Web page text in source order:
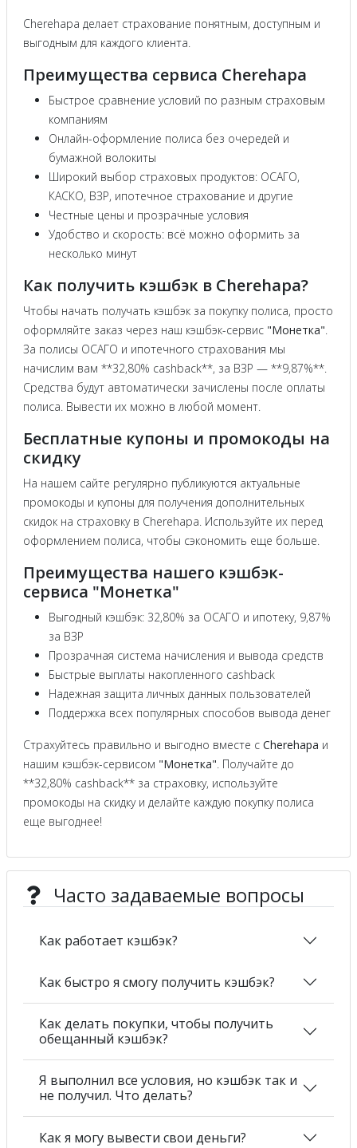
Cherehapa делает страхование понятным, доступным и
выгодным для каждого клиента.
Преимущества сервиса Cherehapa
Быстрое сравнение условий по разным страховым
компаниям
Онлайн-оформление полиса без очередей и
бумажной волокиты
Широкий выбор страховых продуктов: ОСАГО,
КАСКО, ВЗР, ипотечное страхование и другие
Честные цены и прозрачные условия
Удобство и скорость: всё можно оформить за
несколько минут
Как получить кэшбэк в Cherehapa?
Чтобы начать получать кэшбэк за покупку полиса, просто
оформляйте заказ через наш кэшбэк-сервис "Монетка".
За полисы ОСАГО и ипотечного страхования мы
начислим вам **32,80% cashback**, за ВЗР — **9,87%**.
Средства будут автоматически зачислены после оплаты
полиса. Вывести их можно в любой момент.
Бесплатные купоны и промокоды на
скидку
На нашем сайте регулярно публикуются актуальные
промокоды и купоны для получения дополнительных
скидок на страховку в Cherehapa. Используйте их перед
оформлением полиса, чтобы сэкономить еще больше.
Преимущества нашего кэшбэк-
сервиса "Монетка"
Выгодный кэшбэк: 32,80% за ОСАГО и ипотеку, 9,87%
за ВЗР
Прозрачная система начисления и вывода средств
Быстрые выплаты накопленного cashback
Надежная защита личных данных пользователей
Поддержка всех популярных способов вывода денег
Страхуйтесь правильно и выгодно вместе с Cherehapa и
нашим кэшбэк-сервисом "Монетка". Получайте до
**32,80% cashback** за страховку, используйте
промокоды на скидку и делайте каждую покупку полиса
еще выгоднее!
Часто задаваемые вопросы
Как работает кэшбэк?
Как быстро я смогу получить кэшбэк?
Как делать покупки, чтобы получить
обещанный кэшбэк?
Я выполнил все условия, но кэшбэк так и
не получил. Что делать?
Как я могу вывести свои деньги?